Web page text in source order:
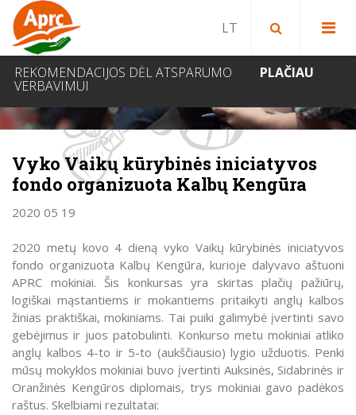
REKOMENDACIJOS DĖL ATSPARUMO
VERBAVIMUI
PLAČIAU
Paieška bibliotekoje
NAUJIENOS
Vyko Vaikų kūrybinės iniciatyvos
fondo organizuota Kalbų Kengūra
2020 05 19
2020 metų kovo 4 dieną vyko Vaikų kūrybinės iniciatyvos
fondo organizuota Kalbų Kengūra, kurioje dalyvavo aštuoni
APRC mokiniai. Šis konkursas yra skirtas plačių pažiūrų,
logiškai mąstantiems ir mokantiems pritaikyti anglų kalbos
žinias praktiškai, mokiniams. Tai puiki galimybė įvertinti savo
gebėjimus ir juos patobulinti. Konkurso metu mokiniai atliko
anglų kalbos 4-to ir 5-to (aukščiausio) lygio užduotis. Penki
mūsų mokyklos mokiniai buvo įvertinti Auksinės, Sidabrinės ir
Oranžinės Kengūros diplomais, trys mokiniai gavo padėkos
raštus. Skelbiami rezultatai: